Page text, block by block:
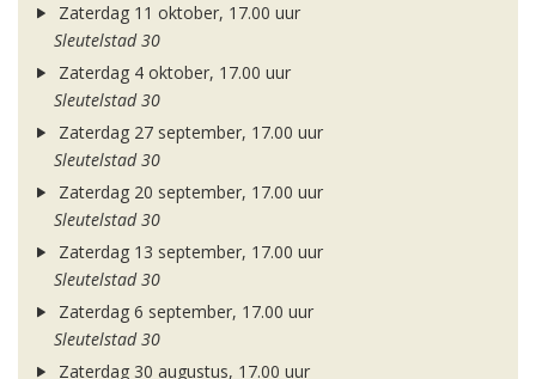
Zaterdag 11 oktober, 17.00 uur
Sleutelstad 30
Zaterdag 4 oktober, 17.00 uur
Sleutelstad 30
Zaterdag 27 september, 17.00 uur
Sleutelstad 30
Zaterdag 20 september, 17.00 uur
Sleutelstad 30
Zaterdag 13 september, 17.00 uur
Sleutelstad 30
Zaterdag 6 september, 17.00 uur
Sleutelstad 30
Zaterdag 30 augustus, 17.00 uur